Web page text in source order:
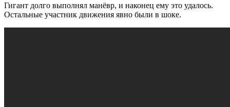
Гигант долго выполнял манёвр, и наконец ему это удалось.
Остальные участник движения явно были в шоке.